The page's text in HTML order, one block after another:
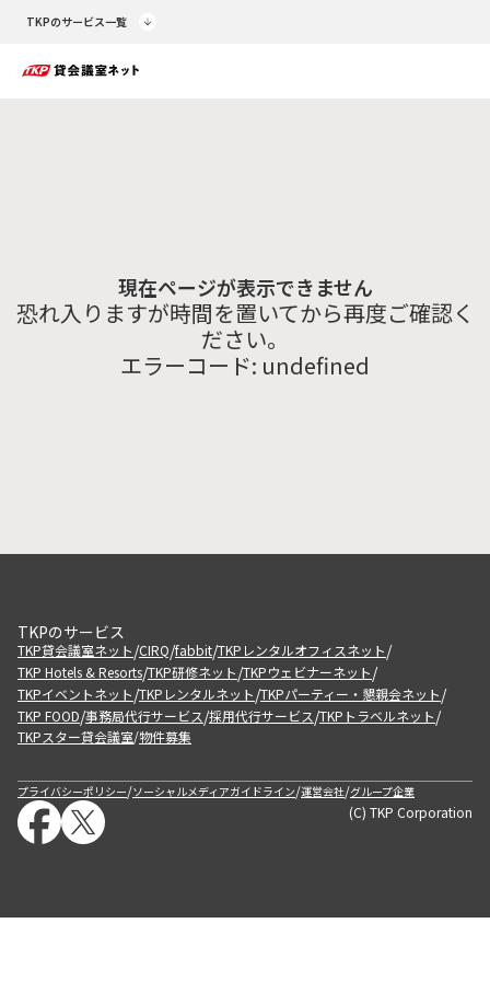
TKPのサービス一覧
現在ページが表示できません
恐れ入りますが時間を置いてから再度ご確認く
ださい。
エラーコード: undefined
TKPのサービス
TKP貸会議室ネット/CIRQ/fabbit/TKPレンタルオフィスネット/
TKP Hotels & Resorts/TKP研修ネット/TKPウェビナーネット/
TKPイベントネット/TKPレンタルネット/TKPパーティー・懇親会ネット/
TKP FOOD/事務局代行サービス/採用代行サービス/TKPトラベルネット/
TKPスター貸会議室/物件募集
プライバシーポリシー/ソーシャルメディアガイドライン/運営会社/グループ企業
(C) TKP Corporation